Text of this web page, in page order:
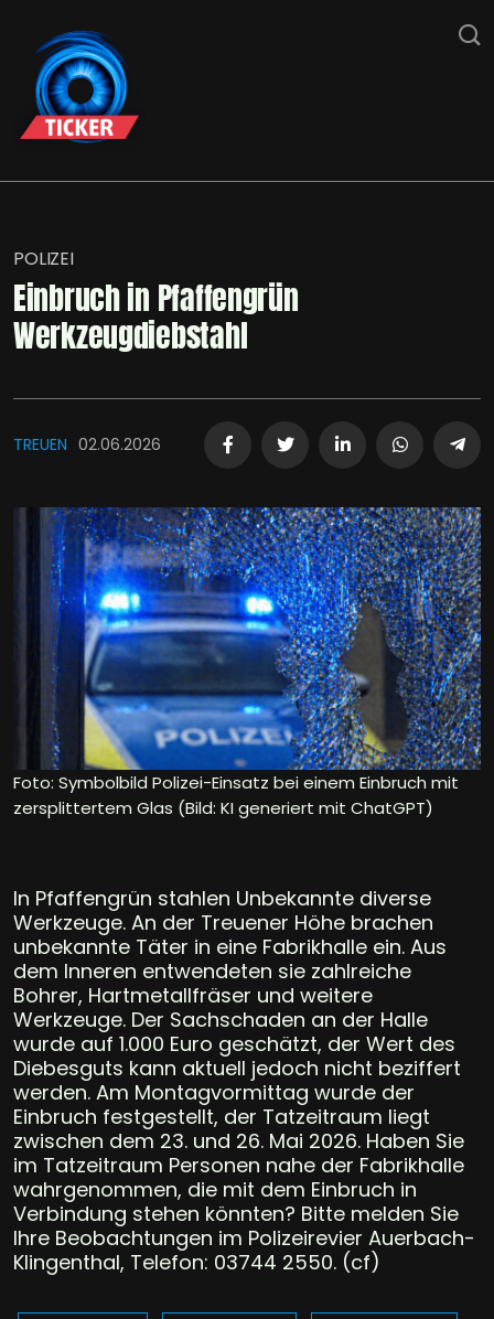
POLIZEI
Einbruch in Pfaffengrün
Werkzeugdiebstahl
TREUEN 02.06.2026
Foto: Symbolbild Polizei-Einsatz bei einem Einbruch mit
zersplittertem Glas (Bild: KI generiert mit ChatGPT)
In Pfaffengrün stahlen Unbekannte diverse
Werkzeuge. An der Treuener Höhe brachen
unbekannte Täter in eine Fabrikhalle ein. Aus
dem Inneren entwendeten sie zahlreiche
Bohrer, Hartmetallfräser und weitere
Werkzeuge. Der Sachschaden an der Halle
wurde auf 1.000 Euro geschätzt, der Wert des
Diebesguts kann aktuell jedoch nicht beziffert
werden. Am Montagvormittag wurde der
Einbruch festgestellt, der Tatzeitraum liegt
zwischen dem 23. und 26. Mai 2026. Haben Sie
im Tatzeitraum Personen nahe der Fabrikhalle
wahrgenommen, die mit dem Einbruch in
Verbindung stehen könnten? Bitte melden Sie
Ihre Beobachtungen im Polizeirevier Auerbach-
Klingenthal, Telefon: 03744 2550. (cf)